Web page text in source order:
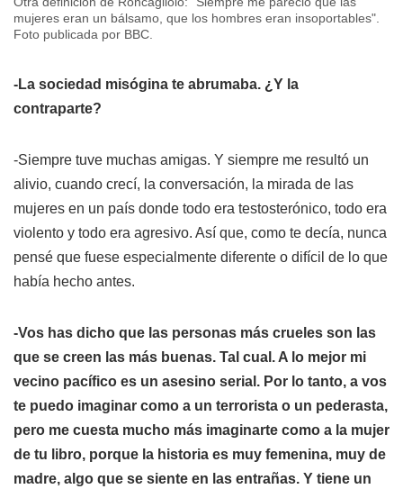
mujeres eran un bálsamo, que los hombres eran insoportables".
Foto publicada por BBC.
-La sociedad misógina te abrumaba. ¿Y la
contraparte?
-Siempre tuve muchas amigas. Y siempre me resultó un
alivio, cuando crecí, la conversación, la mirada de las
mujeres en un país donde todo era testosterónico, todo era
violento y todo era agresivo. Así que, como te decía, nunca
pensé que fuese especialmente diferente o difícil de lo que
había hecho antes.
-Vos has dicho que las personas más crueles son las
que se creen las más buenas. Tal cual. A lo mejor mi
vecino pacífico es un asesino serial. Por lo tanto, a vos
te puedo imaginar como a un terrorista o un pederasta,
pero me cuesta mucho más imaginarte como a la mujer
de tu libro, porque la historia es muy femenina, muy de
madre, algo que se siente en las entrañas. Y tiene un